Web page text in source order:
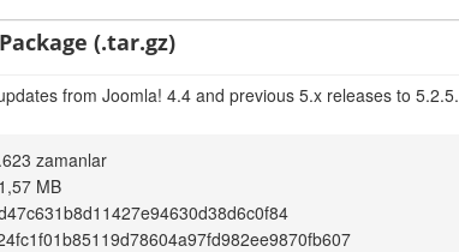
(.tar.gz)
from Joomla! 4.4 and previous 5.x releases to 5.2.5.
zamanlar
MB